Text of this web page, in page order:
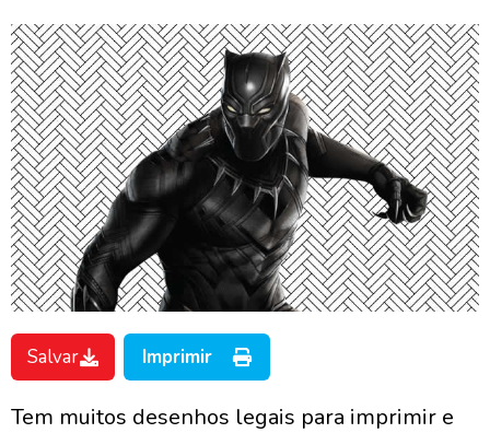
Salvar Imprimir
Tem muitos desenhos legais para imprimir e